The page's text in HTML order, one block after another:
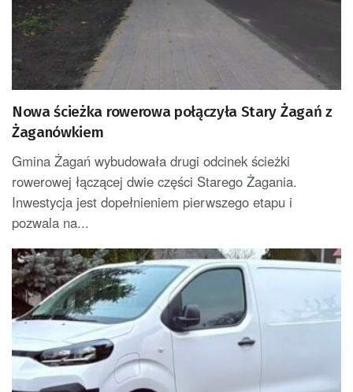
Nowa ścieżka rowerowa połączyła Stary Żagań z
Żaganówkiem
Gmina Żagań wybudowała drugi odcinek ścieżki
rowerowej łączącej dwie części Starego Żagania.
Inwestycja jest dopełnieniem pierwszego etapu i
pozwala na...